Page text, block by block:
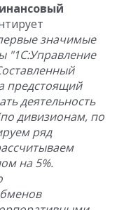
значимые
"1С:Управление
предстоящий
деятельность
дивизионам, по
ряд
на 5%.